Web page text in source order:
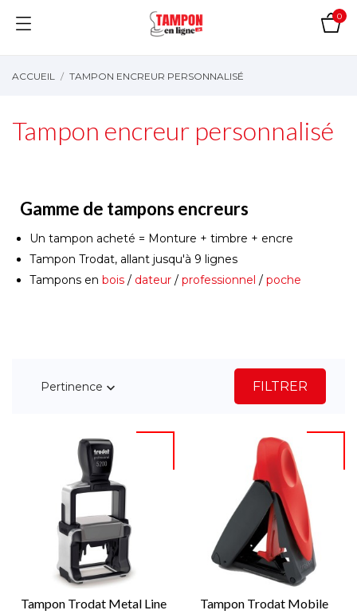
0
ACCUEIL TAMPON ENCREUR PERSONNALISÉ
Tampon encreur personnalisé
Gamme de tampons encreurs
Un tampon acheté = Monture + timbre + encre
Tampon Trodat, allant jusqu'à 9 lignes
Tampons enbois / dateur /professionnel /poche
Pertinence  FILTRER
Tampon Trodat Metal Line
Tampon Trodat Mobile